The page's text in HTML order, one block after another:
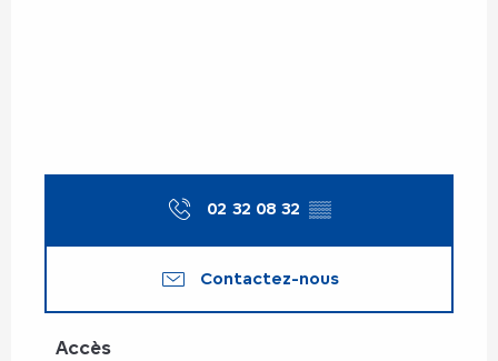
02 32 08 32 ▒▒
Contactez-nous
Accès
Accès